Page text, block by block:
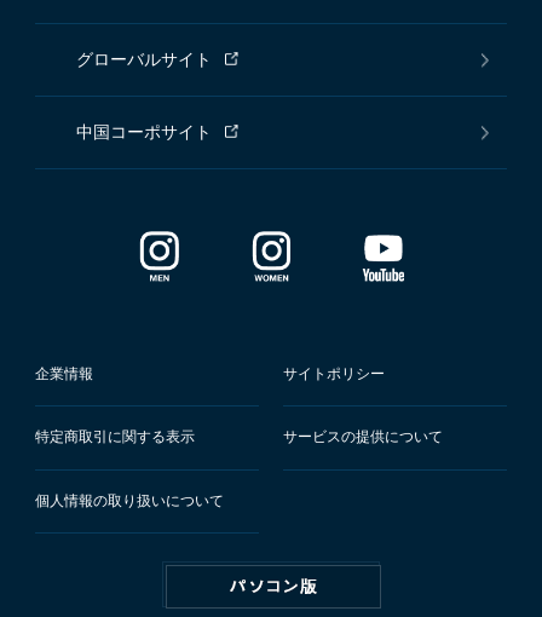
グローバルサイト
中国コーポサイト
企業情報 サイトポリシー
特定商取引に関する表示 サービスの提供について
個人情報の取り扱いについて